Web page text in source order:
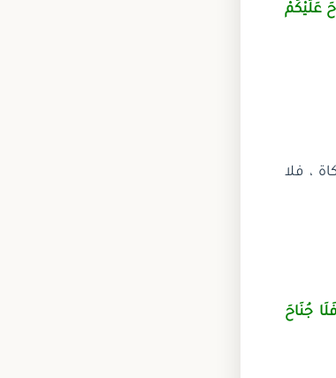
عَلَيْكُمْ
، فلا
جُنَاحَ